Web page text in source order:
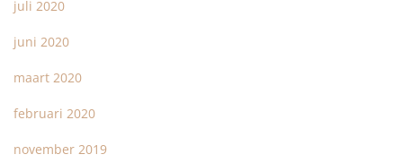
juli 2020
juni 2020
maart 2020
februari 2020
november 2019